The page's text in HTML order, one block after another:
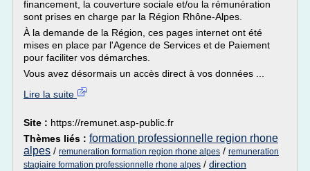
financement, la couverture sociale et/ou la rémunération
sont prises en charge par la Région Rhône-Alpes.
À la demande de la Région, ces pages internet ont été
mises en place par l'Agence de Services et de Paiement
pour faciliter vos démarches.
Vous avez désormais un accès direct à vos données ...
Lire la suite
Site : https://remunet.asp-public.fr
Thèmes liés : formation professionnelle region rhone
alpes / remuneration formation region rhone alpes / remuneration
stagiaire formation professionnelle rhone alpes / direction